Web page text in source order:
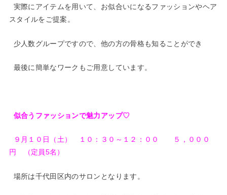
実際にアイテムを用いて、お似合いになるファッションやヘア
スタイルをご提案。
少人数グループですので、他の方の骨格も知ることができ
最後に簡単なワークもご用意しています。
似合うファッションで魅力アップ♡
９月１０日（土） １０：３０～１２：００ ５，０００
円 （定員5名）
場所は千代田区内のサロンとなります。